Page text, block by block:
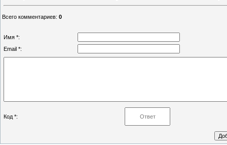
Всего комментариев: 0
Имя *:
Email *:
Код *: